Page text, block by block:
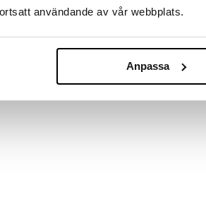
användande av vår webbplats.
Anpassa
xanthan gum, acacia senegal gum,
11, citrus aurantium dulcis peel oil*,